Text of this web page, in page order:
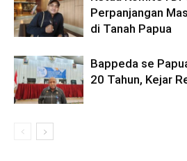
Perpanjangan
di Tanah Papua
Bappeda se
20 Tahun, Kejar